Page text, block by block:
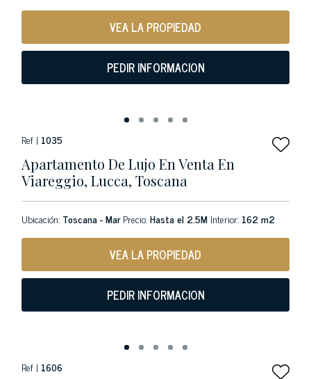
VEA LA PROPIEDAD
PEDIR INFORMACION
Ref | 1035
Apartamento De Lujo En Venta En
Viareggio, Lucca, Toscana
Ubicación: Toscana - MarPrecio:Hasta el 2.5M Interior: 162 m2
VEA LA PROPIEDAD
PEDIR INFORMACION
Ref | 1606